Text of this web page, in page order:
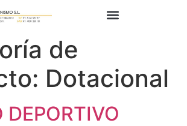
de
Dotacional
DEPORTIVO